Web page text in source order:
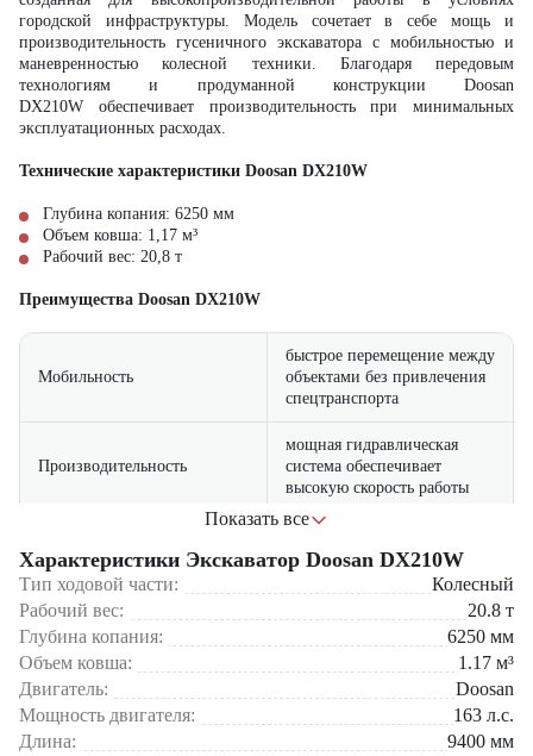
городской инфраструктуры. Модель сочетает в себе мощь и
производительность гусеничного экскаватора с мобильностью и
маневренностью колесной техники. Благодаря передовым
технологиям и продуманной конструкции Doosan
DX210W обеспечивает производительность при минимальных
эксплуатационных расходах.
Технические характеристики Doosan DX210W
Глубина копания: 6250 мм
Объем ковша: 1,17 м³
Рабочий вес: 20,8 т
Преимущества Doosan DX210W
Мобильность
быстрое перемещение между
объектами без привлечения
спецтранспорта
Производительность
мощная гидравлическая
система обеспечивает
высокую скорость работы
Универсальность
спектром навесного
оборудования
Комфорт
эргономичная кабина с
панорамным обзором
Надежность
основных узлов и систем
Экскаватор Doosan DX210Wоптимален для городского
строительства, дорожных работ, прокладки коммуникаций и работ
в коммунальном хозяйстве. Модель особенно эффективна при
работе на рассредоточенных объектах.
Выбор в пользу Doosan DX210W— это оптимальное решение для
профессионалов, ценящих качество, надежность и
Показать все
Характеристики Экскаватор Doosan DX210W
Тип ходовой части:
Колесный
Рабочий вес:
20.8 т
Глубина копания:
6250 мм
Объем ковша:
1.17 м³
Двигатель:
Doosan
Мощность двигателя:
163 л.с.
Длина:
9400 мм